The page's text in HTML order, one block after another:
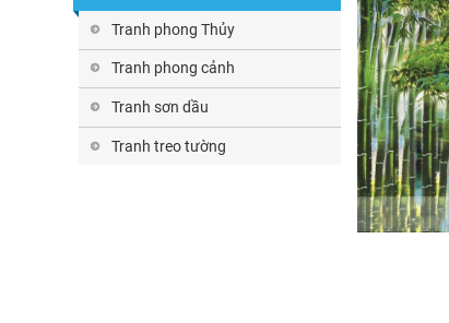
Tranh phong Thủy
Tranh phong cảnh
Tranh sơn dầu
Tranh treo tường